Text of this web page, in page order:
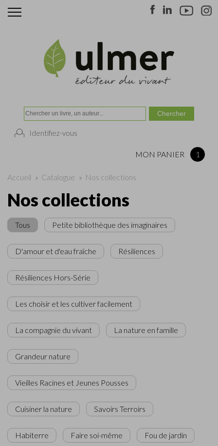
Identifiez-vous
MON PANIER 1
Accueil » Catalogue » Nos collections
Nos collections
Tous Petite bibliothèque des imaginaires
D'amour et d'eau fraîche Résiliences
Résiliences Hors-Série
Les choisir et les cultiver facilement
La compagnie du vivant La nature en famille
Grandeur nature
Vieilles Racines et Jeunes Pousses
Cuisiner la nature Savoirs Terroirs
Habiterre Faire soi-même Fou de jardin